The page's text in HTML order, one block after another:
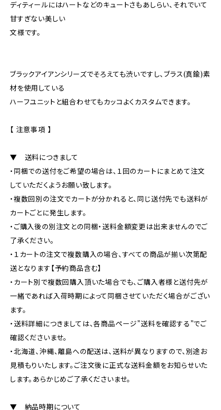
ディティールにはハートなどのキュートさもあしらい、それでいて
甘すぎない美しい
文様です。
ブラックアイアンシリーズでそろえても渋いですし、ブラス(真鍮)素
材を使用している
ハーフユニットと組合わせてもカッコよくカスタムできます。
【 注意事項 】
▼ 送料につきまして
・同梱での送付をご希望の場合は、１回のカートにまとめて注文
していただくようお願い致します。
・複数回別の注文でカートが分かれると、同じ送付先でも送料が
カートごとに発生します。
・ご購入後の別注文との同梱・送料金額変更は出来ませんのでご
了承ください。
・１カートの注文で複数購入の場合、すべての商品が揃い次第配
送となります【予約商品含む】
・カート別で複数回購入頂いた場合でも、ご購入者様と送付先が
一緒であれば入荷時期によって同梱させていただく場合がござい
ます。
・送料詳細につきましては、各商品ページ”送料を確認する”でご
確認くださいませ。
・北海道、沖縄、離島への配送は、送料が異なりますので、別途お
見積もりいたします。ご注文後に正式な送料金額をお知らせいた
します。あらかじめご了承くださいませ。
▼ 納品時期について